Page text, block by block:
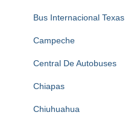
Bus Internacional Texas
Campeche
Central De Autobuses
Chiapas
Chiuhuahua